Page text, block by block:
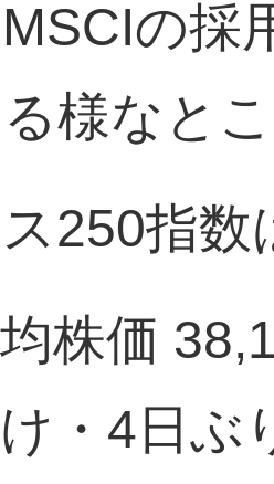
の採
様なと
250指
株価
け・4日ぶ